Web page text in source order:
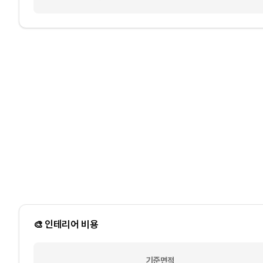
🎨 인테리어 비용
기준면적